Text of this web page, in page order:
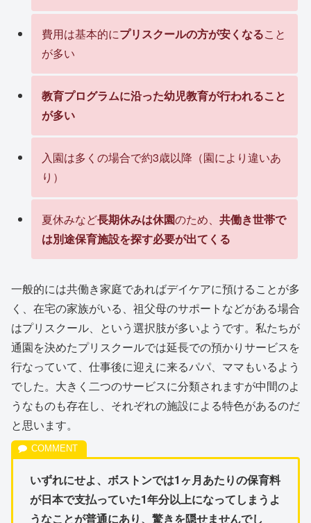
費用は基本的にプリスクールの方が安くなること
が多い
教育プログラムに沿った幼児教育が行われること
が多い
入園は多くの場合で約3歳以降（園により違いあ
り）
夏休みなど長期休みは休園のため、共働き世帯で
は別途保育施設を探す必要が出てくる
一般的には共働き家庭であればデイケアに預けることが多
く、在宅の家族がいる、祖父母のサポートなどがある場合
はプリスクール、という選択肢が多いようです。私たちが
通園を決めたプリスクールでは延長での預かりサービスを
行なっていて、仕事後に迎えに来るパパ、ママもいるよう
でした。大きく二つのサービスに分類されますが中間のよ
うなものも存在し、それぞれの施設による特色があるのだ
と思います。
いずれにせよ、ボストンでは1ヶ月あたりの保育料
が日本で支払っていた1年分以上になってしまうよ
うなことが普通にあり、驚きを隠せませんでし